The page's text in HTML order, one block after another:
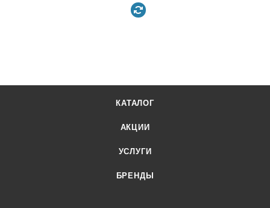
КАТАЛОГ
АКЦИИ
УСЛУГИ
БРЕНДЫ